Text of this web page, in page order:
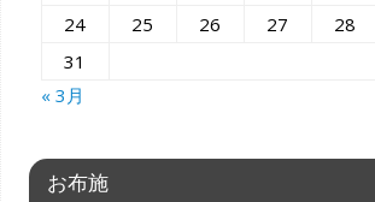
24
25 26 27 28
31
« 3月
お布施